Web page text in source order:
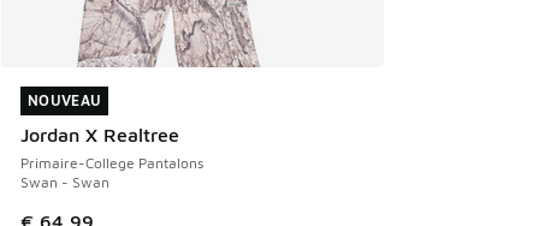
NOUVEAU
Jordan X Realtree
Primaire-College Pantalons
Swan - Swan
€ 64,99
NOUVEAU